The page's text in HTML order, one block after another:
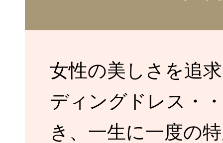
女性の美しさを追
ディングドレス・
き、一生に一度の